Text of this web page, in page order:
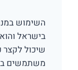
השימוש
בישראל
שיכול
משתמשים